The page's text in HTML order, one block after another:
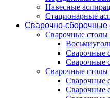
Навесные
Стационарные
Сварочно-сборочные
Сварочные столы
Сварочные
Сварочные
Сварочные столы
Сварочные
Сварочные